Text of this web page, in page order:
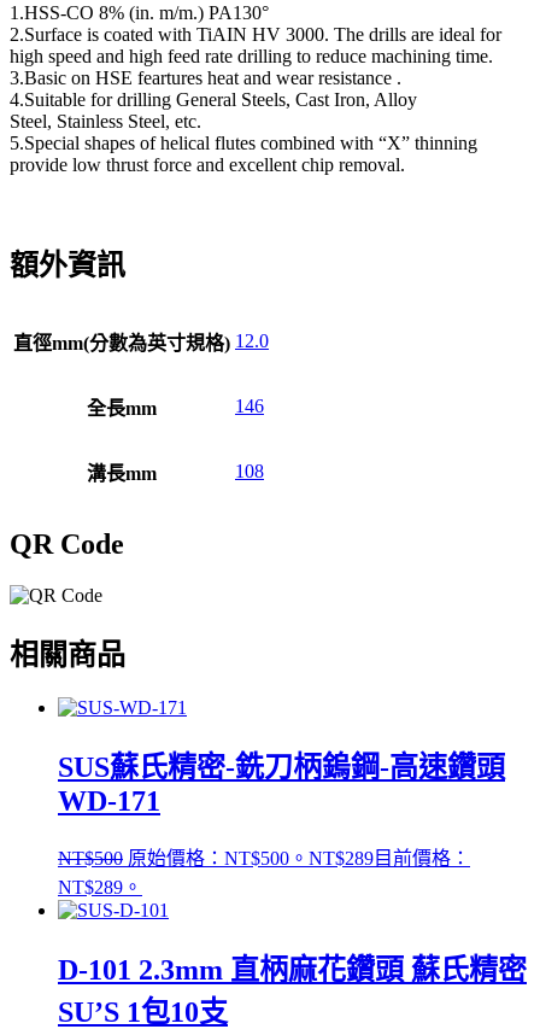
1.HSS-CO 8% (in. m/m.) PA130°
2.Surface is coated with TiAIN HV 3000. The drills are ideal for
high speed and high feed rate drilling to reduce machining time.
3.Basic on HSE feartures heat and wear resistance .
4.Suitable for drilling General Steels, Cast Iron, Alloy
Steel, Stainless Steel, etc.
5.Special shapes of helical flutes combined with “X” thinning
provide low thrust force and excellent chip removal.
額外資訊
直徑mm(分數為英寸規格) 12.0
全長mm 146
溝長mm 108
QR Code
相關商品
SUS蘇氏精密-銑刀柄鎢鋼-高速鑽頭
WD-171
NT$500 原始價格：NT$500。 NT$289目前價格：
NT$289。
D-101 2.3mm 直柄麻花鑽頭 蘇氏精密
SU’S 1包10支